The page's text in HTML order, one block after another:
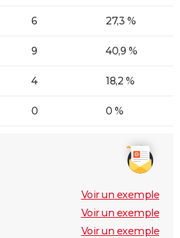
6 27,3 %
9 40,9 %
4 18,2 %
0 0 %
Voir un exemple
Voir un exemple
Voir un exemple